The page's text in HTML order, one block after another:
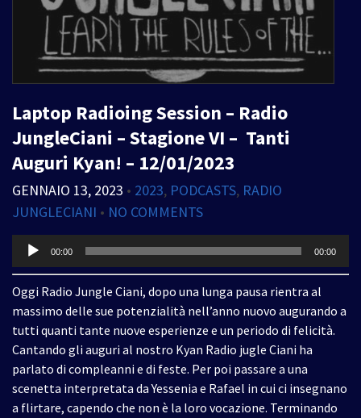
Laptop Radioing Session – Radio
JungleCiani – Stagione VI – Tanti
Auguri Kyan! – 12/01/2023
GENNAIO 13, 2023 • 2023, PODCASTS, RADIO
JUNGLECIANI • NO COMMENTS
Audio
Player
00:00 00:00
Oggi Radio Jungle Ciani, dopo una lunga pausa rientra al
massimo delle sue potenzialità nell’anno nuovo augurando a
tutti quanti tante nuove esperienze e un periodo di felicità.
Cantando gli auguri al nostro Kyan Radio jugle Ciani ha
parlato di compleanni e di feste. Per poi passare a una
scenetta interpretata da Yessenia e Rafael in cui ci insegnano
a flirtare, capendo che non è la loro vocazione. Terminando